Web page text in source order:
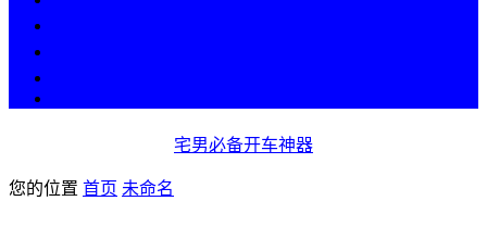
宅男必备开车神器
您的位置 首页 未命名